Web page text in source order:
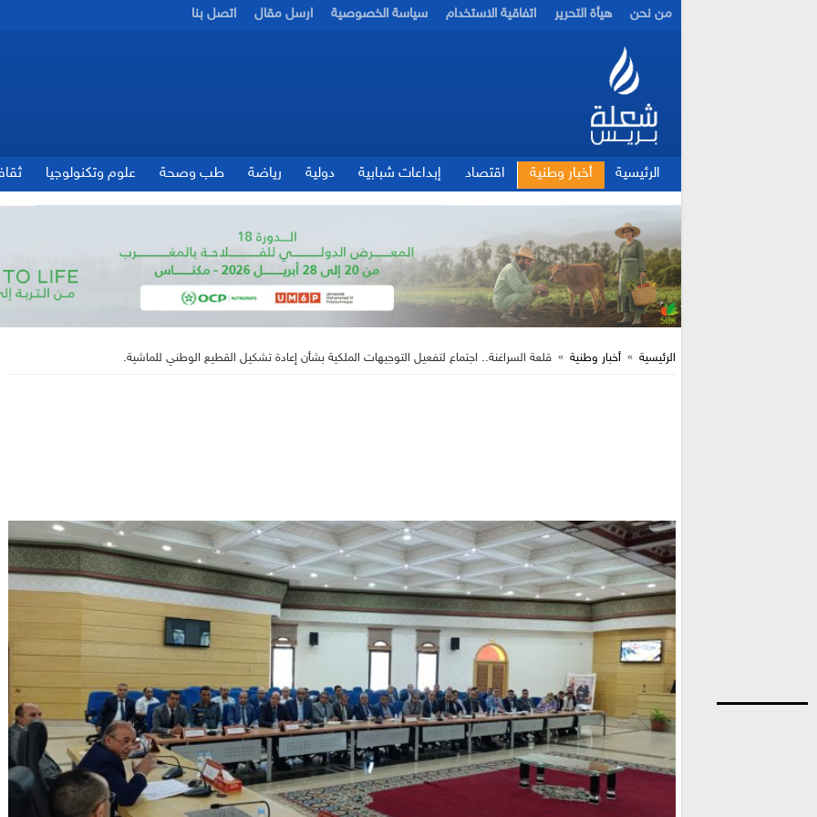
من نحن هيأة التحرير اتفاقية الاستخدام سياسة الخصوصية ارسل مقال اتصل بنا
الرئيسية أخبار وطنية اقتصاد إبداعات شبابية دولية رياضة طب وصحة علوم وتكنولوجيا
الرئيسية » أخبار وطنية » قلعة السراغنة.. اجتماع لتفعيل التوجيهات الملكية بشأن إعادة تشكيل القطيع الوطني للماشية.